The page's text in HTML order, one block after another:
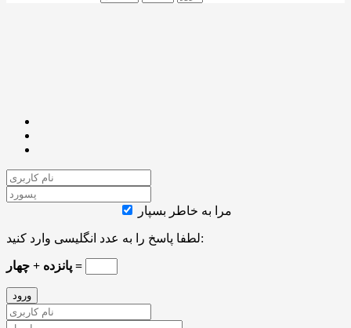
مرا به خاطر بسپار
لطفا پاسخ را به عدد انگلیسی وارد کنید:
پانزده + چهار =